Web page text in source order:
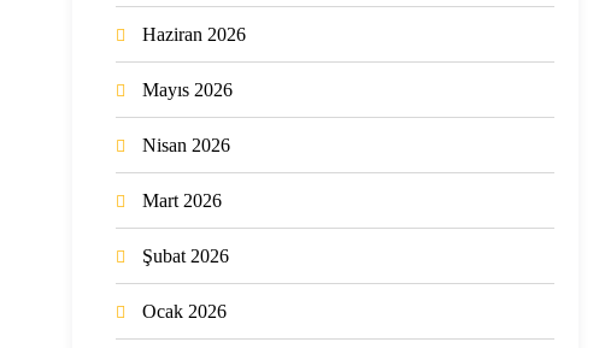
Haziran 2026
Mayıs 2026
Nisan 2026
Mart 2026
Şubat 2026
Ocak 2026